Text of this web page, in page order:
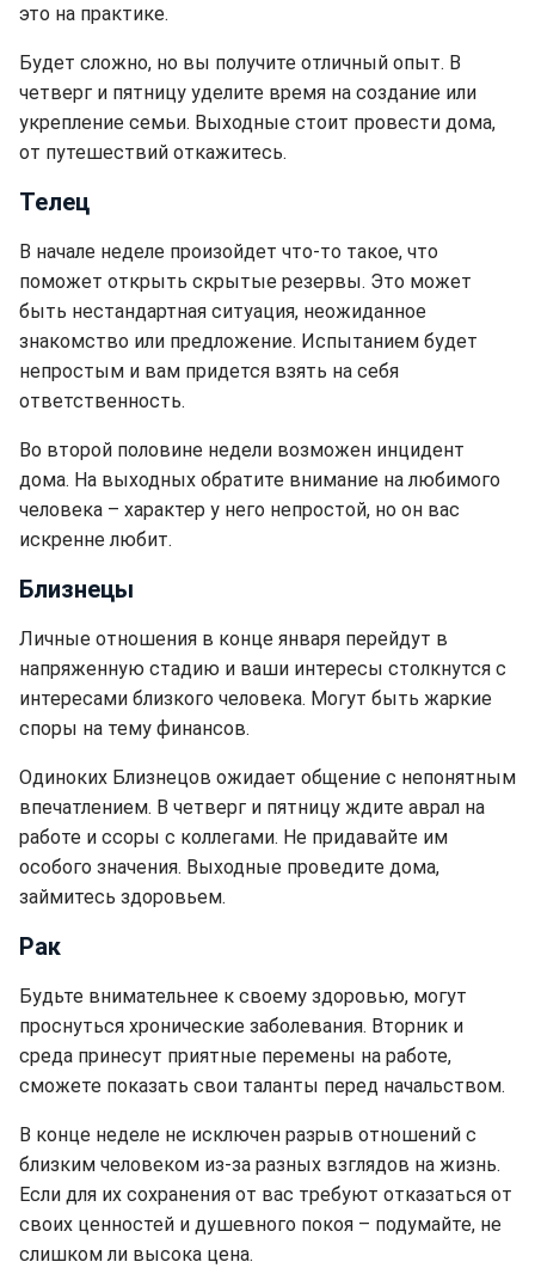
это на практике.
Будет сложно, но вы получите отличный опыт. В
четверг и пятницу уделите время на создание или
укрепление семьи. Выходные стоит провести дома,
от путешествий откажитесь.
Телец
В начале неделе произойдет что-то такое, что
поможет открыть скрытые резервы. Это может
быть нестандартная ситуация, неожиданное
знакомство или предложение. Испытанием будет
непростым и вам придется взять на себя
ответственность.
Во второй половине недели возможен инцидент
дома. На выходных обратите внимание на любимого
человека – характер у него непростой, но он вас
искренне любит.
Близнецы
Личные отношения в конце января перейдут в
напряженную стадию и ваши интересы столкнутся с
интересами близкого человека. Могут быть жаркие
споры на тему финансов.
Одиноких Близнецов ожидает общение с непонятным
впечатлением. В четверг и пятницу ждите аврал на
работе и ссоры с коллегами. Не придавайте им
особого значения. Выходные проведите дома,
займитесь здоровьем.
Рак
Будьте внимательнее к своему здоровью, могут
проснуться хронические заболевания. Вторник и
среда принесут приятные перемены на работе,
сможете показать свои таланты перед начальством.
В конце неделе не исключен разрыв отношений с
близким человеком из-за разных взглядов на жизнь.
Если для их сохранения от вас требуют отказаться от
своих ценностей и душевного покоя – подумайте, не
слишком ли высока цена.